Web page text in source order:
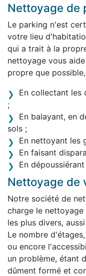
Nettoyage de
Le parking n'est
votre lieu
qui a trait à la
nettoyage vous
propre que
En collectant les
;
En balayant, en
sols ;
En nettoyant les
En faisant
En
Nettoyage de
Notre société de
charge le
les plus divers,
Le nombre
ou encore
un problème, étant
dûment formé et